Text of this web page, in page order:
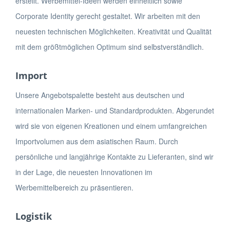
Corporate Identity gerecht gestaltet. Wir arbeiten mit den
neuesten technischen Möglichkeiten. Kreativität und Qualität
mit dem größtmöglichen Optimum sind selbstverständlich.
Import
Unsere Angebotspalette besteht aus deutschen und
internationalen Marken- und Standardprodukten. Abgerundet
wird sie von eigenen Kreationen und einem umfangreichen
Importvolumen aus dem asiatischen Raum. Durch
persönliche und langjährige Kontakte zu Lieferanten, sind wir
in der Lage, die neuesten Innovationen im
Werbemittelbereich zu präsentieren.
Logistik